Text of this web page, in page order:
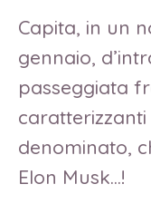
Capita, in un
gennaio,
passeggiata
caratterizzanti
denominato,
Elon Musk…!